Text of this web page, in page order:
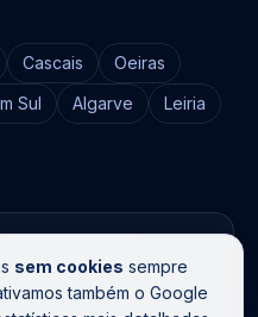
Cascais
Oeiras
Sul Algarve
Leiria
sem cookies sempre
também o Google